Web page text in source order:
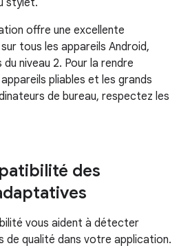
stylet.
offre une excellente
tous les appareils Android,
niveau 2. Pour la rendre
pliables et les grands
de bureau, respectez les
des
vous aident à détecter
de qualité dans votre application.